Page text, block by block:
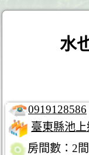
水
0919128586
臺東縣池
房間數：2間